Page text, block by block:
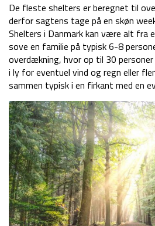
De fleste shelters er beregnet til
derfor sagtens tage på en skøn
Shelters i Danmark kan være alt fra
sove en familie på typisk 6-8
overdækning, hvor op til 30
i ly for eventuel vind og regn eller
sammen typisk i en firkant med en